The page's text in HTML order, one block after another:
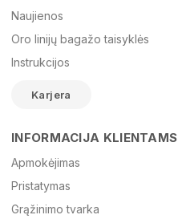
El. paštas
Žinutė
Naujienos
Oro linijų bagažo taisyklės
Instrukcijos
Karjera
INFORMACIJA KLIENTAMS
Apmokėjimas
Pristatymas
Grąžinimo tvarka